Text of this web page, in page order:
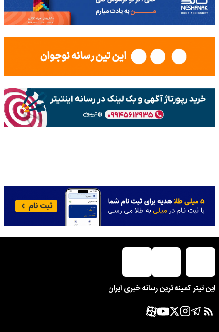
این تیتر کمینه ترین رسانه خبری ایران